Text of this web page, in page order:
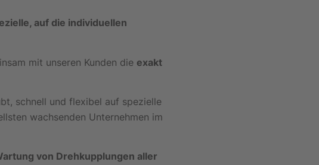
auf die individuellen
mit unseren Kunden die exakt
schnell und flexibel auf spezielle
wachsenden Unternehmen im
von Drehkupplungen aller